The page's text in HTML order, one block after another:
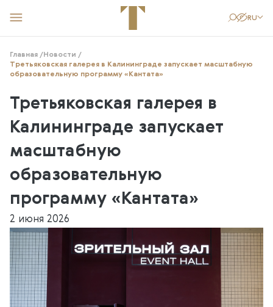
RU
КУПИТЬ БИЛЕТ
Выставки
Творческие мастерские
События
Образование
Новости
Поддержать музей
О филиале
Главная /Новости /
Третьяковская галерея в Калининграде запускает масштабную
образовательную программу «Кантата»
Третьяковская галерея в
Калининграде запускает
масштабную
образовательную
программу «Кантата»
2 июня 2026